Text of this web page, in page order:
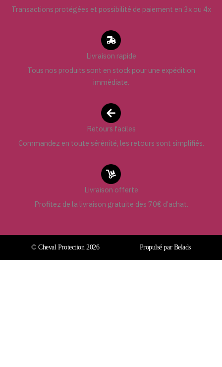
Transactions protégées et possibilité de paiement en 3x ou 4x
Livraison rapide
Tous nos produits sont en stock pour une expédition
immédiate.
Retours faciles
Commandez en toute sérénité, les retours sont simplifiés.
Livraison offerte
Profitez de la livraison gratuite dès 70€ d’achat.
© Cheval Protection 2026 Propulsé par Belads